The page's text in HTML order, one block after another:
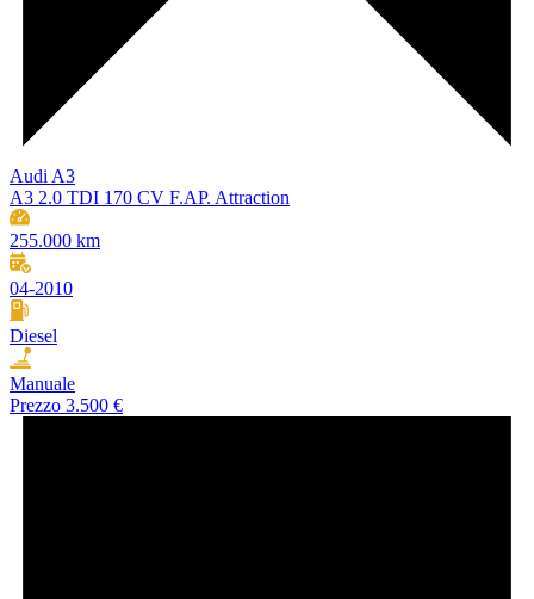
Audi A3
A3 2.0 TDI 170 CV F.AP. Attraction
255.000 km
04-2010
Diesel
Manuale
Prezzo 3.500 €